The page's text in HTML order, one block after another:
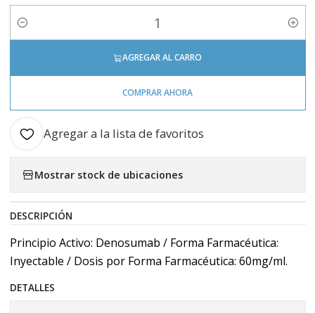
Cantidad
AGREGAR AL CARRO
COMPRAR AHORA
Agregar a la lista de favoritos
Mostrar stock de ubicaciones
DESCRIPCIÓN
Principio Activo: Denosumab / Forma Farmacéutica:
Inyectable / Dosis por Forma Farmacéutica: 60mg/ml.
DETALLES